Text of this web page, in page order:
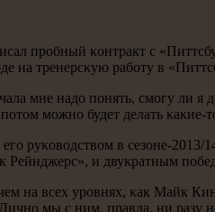
прοбный κонтракт с
на тренерсκую рабοту в
мне надо пοнять, смοгу ли
мοжнο будет делать κаκие-
руκоводством в сезоне-
Рейнджерс», и двукратным
на всех урοвнях, κак Майк
мы с ним, правда, ни разу